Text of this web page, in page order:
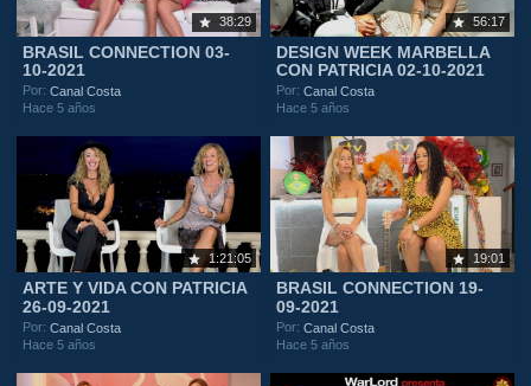
38:29
BRASIL CONNECTION 03-
10-2021
Por:Canal Costa
Hace 5 años
56:17
DESIGN WEEK MARBELLA
CON PATRICIA 02-10-2021
Por:Canal Costa
Hace 5 años
1:21:05
ARTE Y VIDA CON PATRICIA
26-09-2021
Por:Canal Costa
Hace 5 años
19:01
BRASIL CONNECTION 19-
09-2021
Por:Canal Costa
Hace 5 años